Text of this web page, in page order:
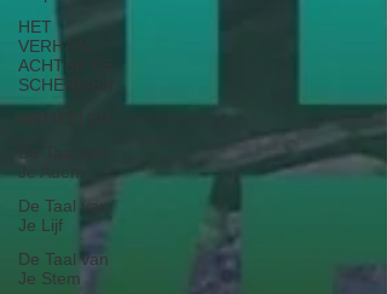
HET
VERHAAL
ACHTER DE
SCHERMEN
ARTIKELEN
Je Adem
De Taal van
Je Lijf
De Taal van
Je Stem